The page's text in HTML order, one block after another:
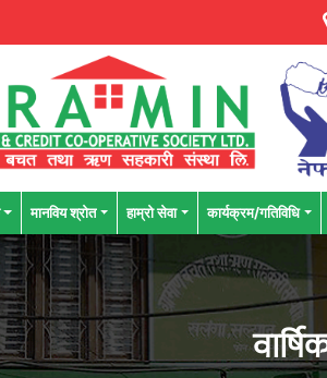
मानविय श्राेत हाम्रो सेवा कार्यक्रम/गतिविधि